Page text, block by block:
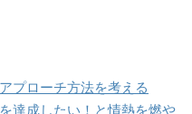
プローチ方法を考える
達成したい！と情熱を燃や